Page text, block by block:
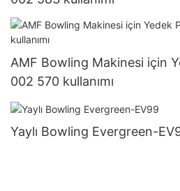
AMF Bowling Makinesi için
002 570 kullanımı
Yaylı Bowling Evergreen-